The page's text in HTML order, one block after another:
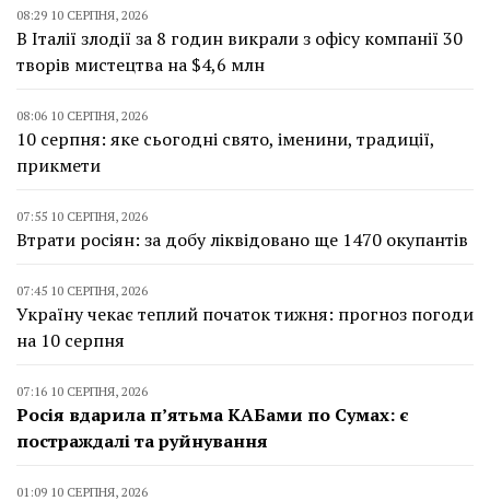
08:29 10 СЕРПНЯ, 2026
В Італії злодії за 8 годин викрали з офісу компанії 30
творів мистецтва на $4,6 млн
08:06 10 СЕРПНЯ, 2026
10 серпня: яке сьогодні свято, іменини, традиції,
прикмети
07:55 10 СЕРПНЯ, 2026
Втрати росіян: за добу ліквідовано ще 1470 окупантів
07:45 10 СЕРПНЯ, 2026
Україну чекає теплий початок тижня: прогноз погоди
на 10 серпня
07:16 10 СЕРПНЯ, 2026
Росія вдарила п’ятьма КАБами по Сумах: є
постраждалі та руйнування
01:09 10 СЕРПНЯ, 2026